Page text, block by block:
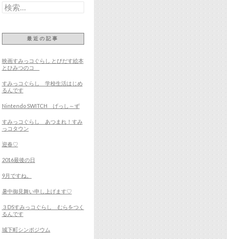
検
索:
最近の記事
映画すみっコぐらし とびだす絵本
とひみつのコ
すみっコぐらし 学校生活はじめ
るんです
Nintendo SWITCH げっし～ず
すみっコぐらし あつまれ！すみ
っコタウン
迎春♡
2016最後の日
9月ですね。
暑中御見舞い申し上げます♡
３DSすみっコぐらし むらをつく
るんです
城下町シンポジウム